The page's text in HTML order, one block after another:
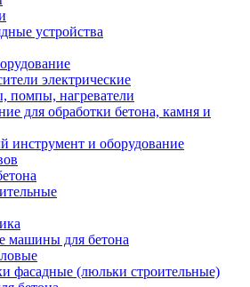
устройства
электрические
помпы, нагреватели
для обработки бетона, камня и
инструмент и оборудование
машины для бетона
фасадные (люльки строительные)